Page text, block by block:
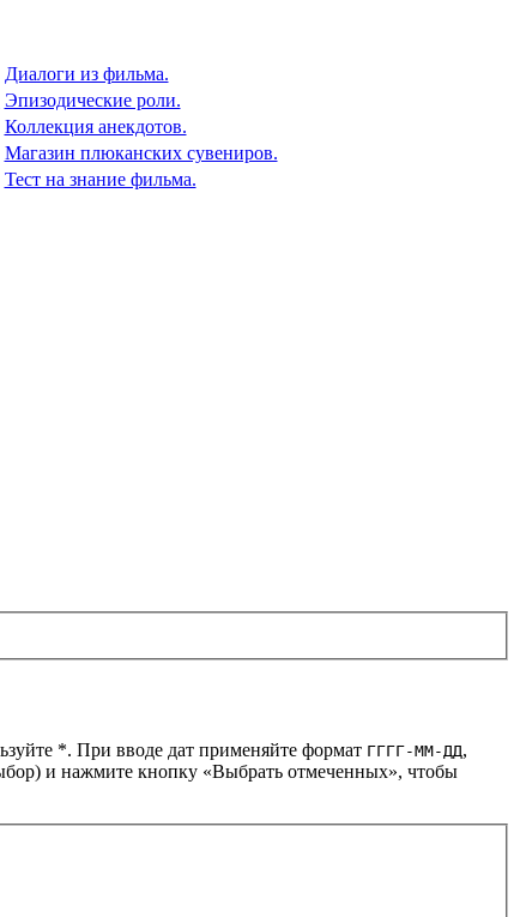
Диалоги из фильма.
Эпизодические роли.
Коллекция анекдотов.
Магазин плюканских сувениров.
Тест на знание фильма.
*. При вводе дат применяйте формат ГГГГ-ММ-ДД,
и нажмите кнопку «Выбрать отмеченных», чтобы